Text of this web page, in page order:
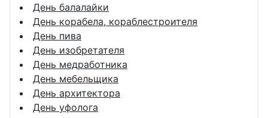
День балалайки
День корабела, кораблестроителя
День пива
День изобретателя
День медработника
День мебельщика
День архитектора
День уфолога